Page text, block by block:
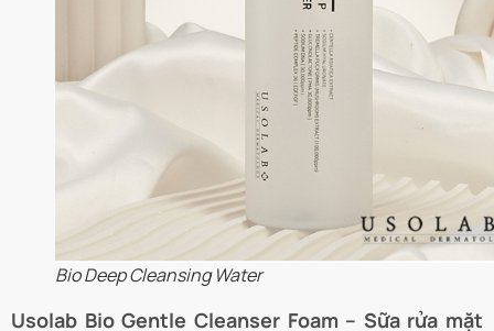
Bio Deep Cleansing Water
Usolab Bio Gentle Cleanser Foam – Sữa rửa mặt